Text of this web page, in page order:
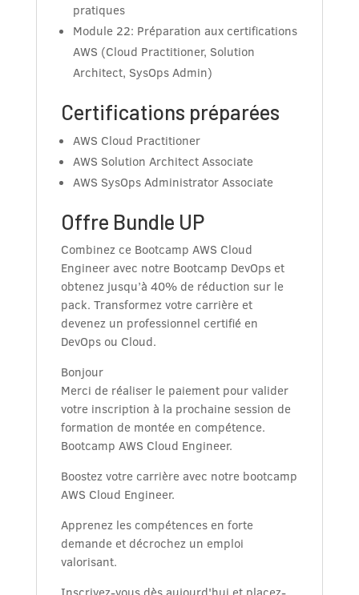
pratiques
Module 22: Préparation aux certifications
AWS (Cloud Practitioner, Solution
Architect, SysOps Admin)
Certifications préparées
AWS Cloud Practitioner
AWS Solution Architect Associate
AWS SysOps Administrator Associate
Offre Bundle UP
Combinez ce Bootcamp AWS Cloud
Engineer avec notre Bootcamp DevOps et
obtenez jusqu’à 40% de réduction sur le
pack. Transformez votre carrière et
devenez un professionnel certifié en
DevOps ou Cloud.
Bonjour
Merci de réaliser le paiement pour valider
votre inscription à la prochaine session de
formation de montée en compétence.
Bootcamp AWS Cloud Engineer.
Boostez votre carrière avec notre bootcamp
AWS Cloud Engineer.
Apprenez les compétences en forte
demande et décrochez un emploi
valorisant.